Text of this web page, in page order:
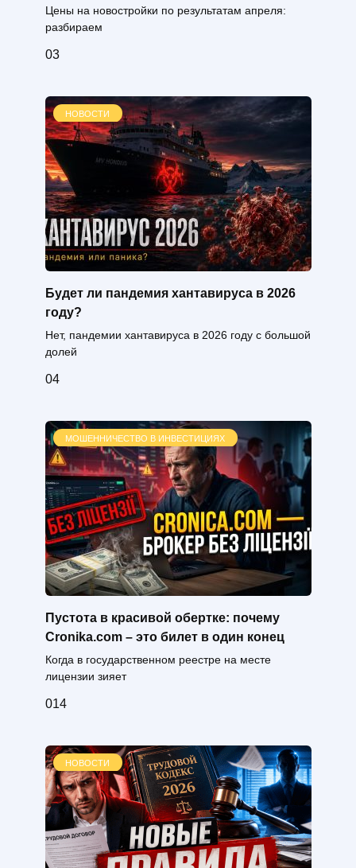
Цены на новостройки по результатам апреля:
разбираем
03
НОВОСТИ
Будет ли пандемия хантавируса в 2026
году?
Нет, пандемии хантавируса в 2026 году с большой
долей
04
МОШЕННИЧЕСТВО В ИНВЕСТИЦИЯХ
Пустота в красивой обертке: почему
Cronika.com – это билет в один конец
Когда в государственном реестре на месте
лицензии зияет
014
НОВОСТИ